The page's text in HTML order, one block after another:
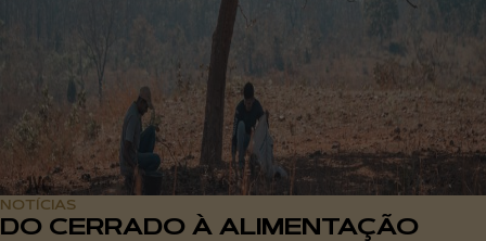
NOTÍCIAS
DO CERRADO À ALIMENTAÇÃO